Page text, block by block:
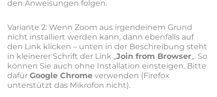
den Anweisungen folgen.
Variante 2: Wenn Zoom aus irgendeinem Grund
nicht installiert werden kann, dann ebenfalls auf
den Link klicken – unten in der Beschreibung steht
in kleinerer Schrift der Link „Join from Browser„. So
können Sie auch ohne Installation einsteigen. Bitte
dafür Google Chrome verwenden (Firefox
unterstützt das Mikrofon nicht).